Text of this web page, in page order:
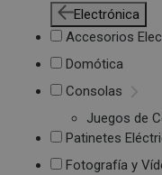
Electrónica
Accesorios
Domótica
Consolas
Juegos de
Patinetes
Fotografía y